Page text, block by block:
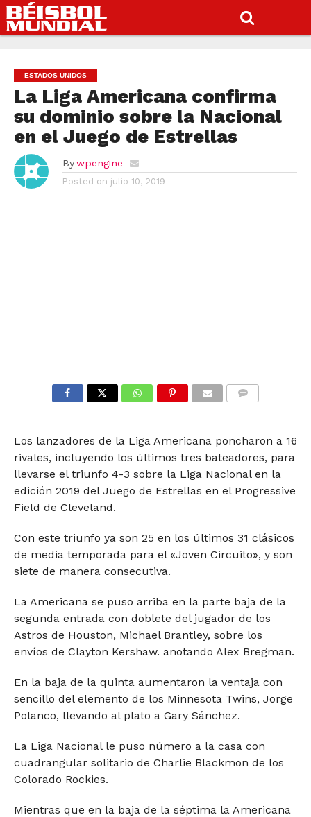
ESTADOS UNIDOS
La Liga Americana confirma
su dominio sobre la Nacional
en el Juego de Estrellas
By wpengine
Posted on julio 10, 2019
Los lanzadores de la Liga Americana poncharon a 16
rivales, incluyendo los últimos tres bateadores, para
llevarse el triunfo 4-3 sobre la Liga Nacional en la
edición 2019 del Juego de Estrellas en el Progressive
Field de Cleveland.
Con este triunfo ya son 25 en los últimos 31 clásicos
de media temporada para el «Joven Circuito», y son
siete de manera consecutiva.
La Americana se puso arriba en la parte baja de la
segunda entrada con doblete del jugador de los
Astros de Houston, Michael Brantley, sobre los
envíos de Clayton Kershaw. anotando Alex Bregman.
En la baja de la quinta aumentaron la ventaja con
sencillo del elemento de los Minnesota Twins, Jorge
Polanco, llevando al plato a Gary Sánchez.
La Liga Nacional le puso número a la casa con
cuadrangular solitario de Charlie Blackmon de los
Colorado Rockies.
Mientras que en la baja de la séptima la Americana